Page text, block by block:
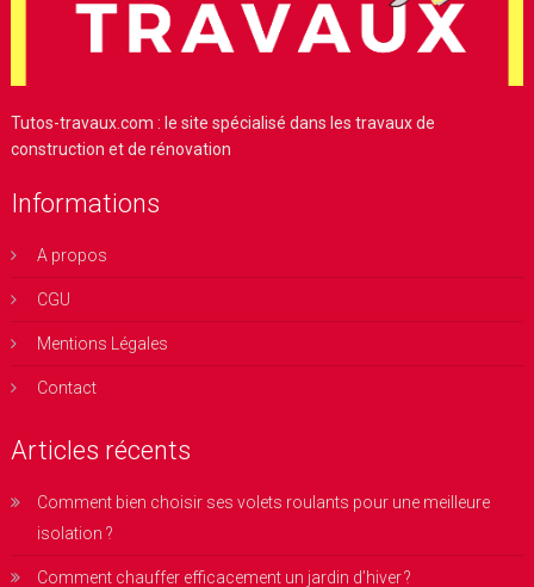
Tutos-travaux.com : le site spécialisé dans les travaux de
construction et de rénovation
Informations
A propos
CGU
Mentions Légales
Contact
Articles récents
Comment bien choisir ses volets roulants pour une meilleure
isolation ?
Comment chauffer efficacement un jardin d’hiver ?